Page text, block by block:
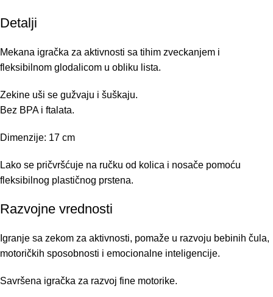
Detalji
Mekana igračka za aktivnosti sa tihim zveckanjem i
fleksibilnom glodalicom u obliku lista.
Zekine uši se gužvaju i šuškaju.
Bez BPA i ftalata.
Dimenzije: 17 cm
Lako se pričvršćuje na ručku od kolica i nosače pomoću
fleksibilnog plastičnog prstena.
Razvojne vrednosti
Igranje sa zekom za aktivnosti, pomaže u razvoju bebinih čula,
motoričkih sposobnosti i emocionalne inteligencije.
Savršena igračka za razvoj fine motorike.